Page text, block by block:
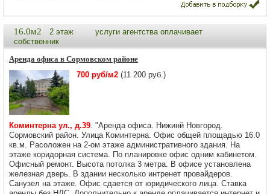
16.0м2 2 этаж
услуги агентства оплачивает
собственник
Аренда офиса в Сормовском районе
700 руб/м2 (11 200 руб.)
Коминтерна ул., д.39. "Аренда офиса. Нижинй Новгород.
Сормовский район. Улица Коминтерна. Офис общей площадью 16.0
кв.м. Расоложен на 2-ом этаже административного здания. На
этаже коридорная система. По планировке офис одним кабинетом.
Офисный ремонт. Высота потолка 3 метра. В офисе установлена
железная дверь. В здании несколько интренет провайдеров.
Санузел на этаже. Офис сдается от юридического лица. Ставка